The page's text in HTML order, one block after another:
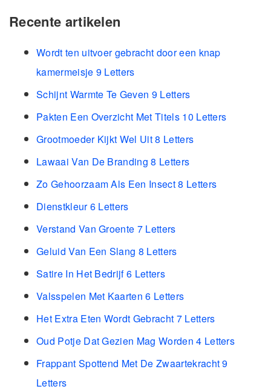
Recente artikelen
Wordt ten uitvoer gebracht door een knap
kamermeisje 9 Letters
Schijnt Warmte Te Geven 9 Letters
Pakten Een Overzicht Met Titels 10 Letters
Grootmoeder Kijkt Wel Uit 8 Letters
Lawaai Van De Branding 8 Letters
Zo Gehoorzaam Als Een Insect 8 Letters
Dienstkleur 6 Letters
Verstand Van Groente 7 Letters
Geluid Van Een Slang 8 Letters
Satire In Het Bedrijf 6 Letters
Valsspelen Met Kaarten 6 Letters
Het Extra Eten Wordt Gebracht 7 Letters
Oud Potje Dat Gezien Mag Worden 4 Letters
Frappant Spottend Met De Zwaartekracht 9
Letters